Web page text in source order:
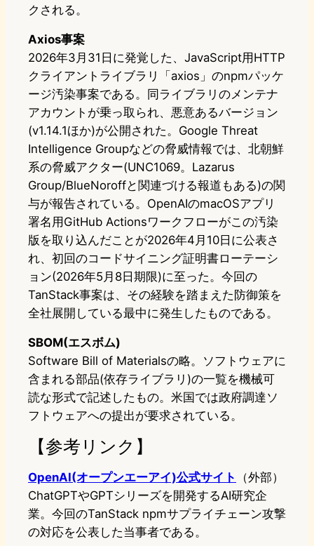
クされる。
Axios事案
2026年3月31日に発覚した、JavaScript用HTTP
クライアントライブラリ「axios」のnpmパッケ
ージ汚染事案である。同ライブラリのメンテナ
アカウントが乗っ取られ、悪意あるバージョン
(v1.14.1ほか)が公開された。Google Threat
Intelligence Groupなどの脅威情報では、北朝鮮
系の脅威アクター(UNC1069。Lazarus
Group/BlueNoroffと関連づける報道もある)の関
与が報告されている。OpenAIのmacOSアプリ
署名用GitHub Actionsワークフローがこの汚染
版を取り込んだことが2026年4月10日に公表さ
れ、初回のコードサイニング証明書ローテーシ
ョン(2026年5月8日期限)に至った。今回の
TanStack事案は、その経験を踏まえた防御策を
全社展開している最中に発生したものである。
SBOM(エスボム)
Software Bill of Materialsの略。ソフトウェアに
含まれる部品(依存ライブラリ)の一覧を機械可
読な形式で記述したもの。米国では政府調達ソ
フトウェアへの提出が要求されている。
【参考リンク】
OpenAI(オープンエーアイ)公式サイト
（外部）
ChatGPTやGPTシリーズを開発するAI研究企
業。今回のTanStack npmサプライチェーン攻撃
の対応を公表した当事者である。